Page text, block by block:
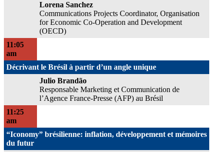
Lorena Sanchez
Communications Projects Coordinator, Organisation
for Economic Co-Operation and Development
(OECD)
11:05
am
Décrivant le Brésil à partir d’un angle unique
Julio Brandão
Responsable Marketing et Communication de
l’Agence France-Presse (AFP) au Brésil
11:25
am
“Iconomy” brésilienne: inflation, développement et mémoires
du futur